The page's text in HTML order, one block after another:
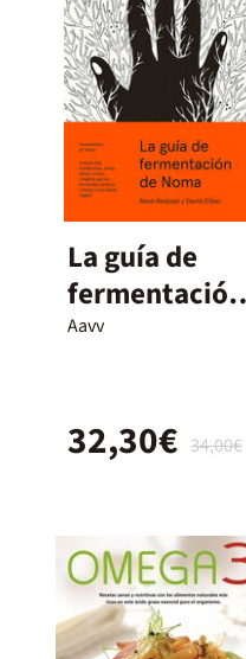
La guía de
fermentación
de Noma
Aavv
34,00€
32,30€